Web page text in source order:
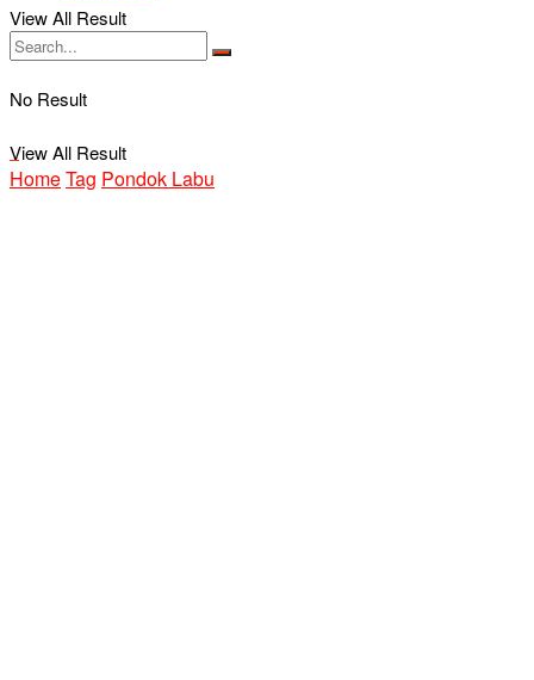
No Result
View All Result
View All Result
HomeTag Pondok Labu